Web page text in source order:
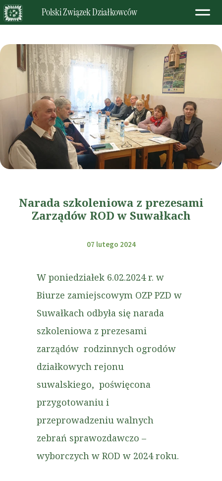
Polski Związek Działkowców
07 lutego 2024
Narada szkoleniowa z prezesami
Zarządów ROD w Suwałkach
W poniedziałek 6.02.2024 r. w
Biurze zamiejscowym OZP PZD w
Suwałkach odbyła się narada
szkoleniowa z prezesami
zarządów rodzinnych ogrodów
działkowych rejonu
suwalskiego, poświęcona
przygotowaniu i
przeprowadzeniu walnych
zebrań sprawozdawczo –
wyborczych w ROD w 2024 roku.